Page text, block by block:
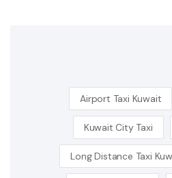
Airport Taxi Kuwait
Kuwait City Taxi
Long Distance Taxi